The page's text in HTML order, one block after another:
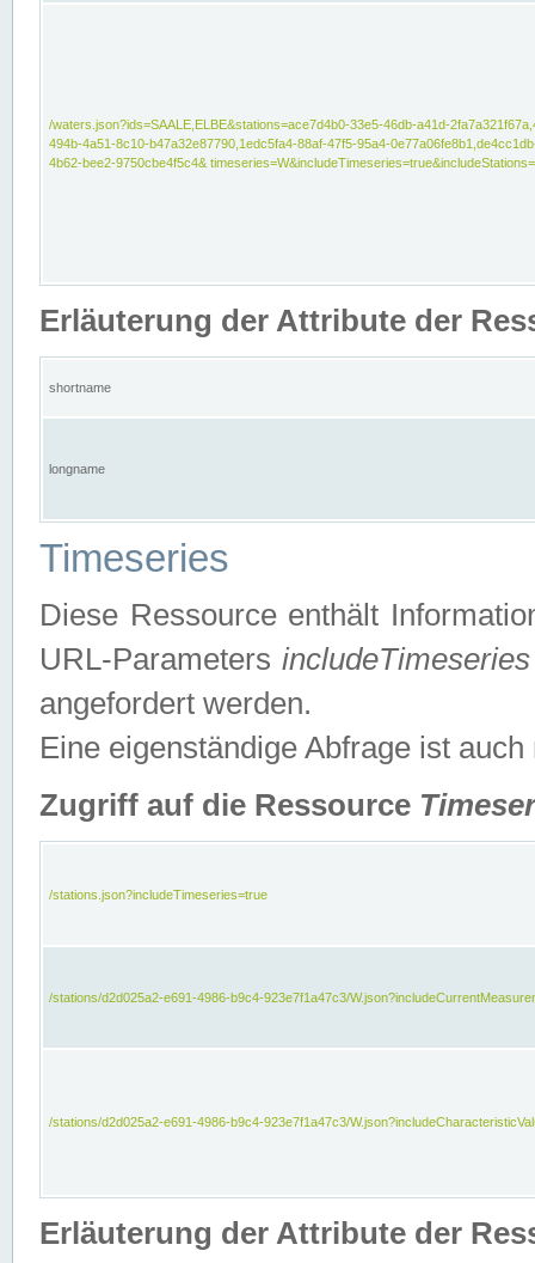
/waters.json?ids=SAALE,ELBE&stations=ace7d4b0-33e5-46db-a41d-
494b-4a51-8c10-b47a32e87790,1edc5fa4-88af-47f5-95a4-
4b62-bee2-9750cbe4f5c4&
Erläuterung der Attribute der
shortname
longname
Timeseries
Diese Ressource enthält
URL-ParametersincludeTimeseries
angefordert werden.
Eine eigenständige Abfrage ist auch
Zugriff auf die Ressource
/stations.json?includeTimeseries=true
/stations/d2d025a2-e691-4986-b9c4-923e7f1a47c3/
/stations/d2d025a2-e691-4986-b9c4-923e7f1a47c3/
Erläuterung der Attribute der